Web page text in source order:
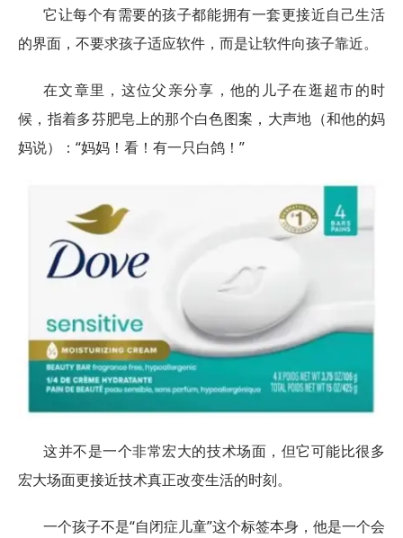
它让每个有需要的孩子都能拥有一套更接近自己生活
的界面，不要求孩子适应软件，而是让软件向孩子靠近。
在文章里，这位父亲分享，他的儿子在逛超市的时
候，指着多芬肥皂上的那个白色图案，大声地（和他的妈
妈说）：“妈妈！看！有一只白鸽！”
这并不是一个非常宏大的技术场面，但它可能比很多
宏大场面更接近技术真正改变生活的时刻。
一个孩子不是“自闭症儿童”这个标签本身，他是一个会